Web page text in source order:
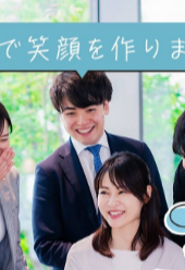
文では要点を箇条書
ただし、ビジネスシー
名の記載が必須です
、内容の重複や矛盾
演会や役職者宛てに
でリマインドや出欠